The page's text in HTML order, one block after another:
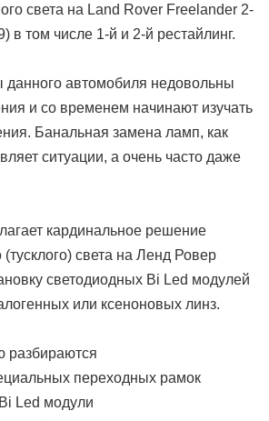
света на Land Rover Freelander 2-
в том числе 1-й и 2-й рестайлинг.
данного автомобиля недовольны
и со временем начинают изучать
Банальная замена ламп, как
ситуации, а очень часто даже
кардинальное решение
света на Ленд Ровер
светодиодных Bi Led модулей
или ксеноновых линз.
разбираются
переходных рамок
Led модули